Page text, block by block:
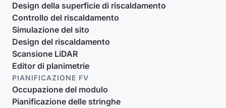
Design della superficie di riscaldamento
Controllo del riscaldamento
Simulazione del sito
Design del riscaldamento
Scansione LiDAR
Editor di planimetrie
PIANIFICAZIONE FV
Occupazione del modulo
Pianificazione delle stringhe